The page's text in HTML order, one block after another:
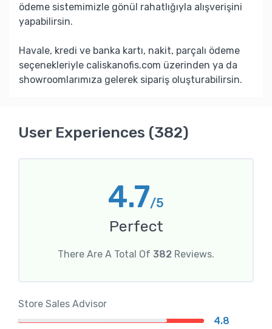
ödeme sistemimizle gönül rahatlığıyla alışverişini
yapabilirsin.
Havale, kredi ve banka kartı, nakit, parçalı ödeme
seçenekleriyle caliskanofis.com üzerinden ya da
showroomlarımıza gelerek sipariş oluşturabilirsin.
User Experiences (382)
4.7/5
Perfect
There Are A Total Of 382 Reviews.
Store Sales Advisor
4.8